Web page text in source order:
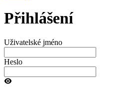
Přihlášení
Uživatelské jméno
Heslo